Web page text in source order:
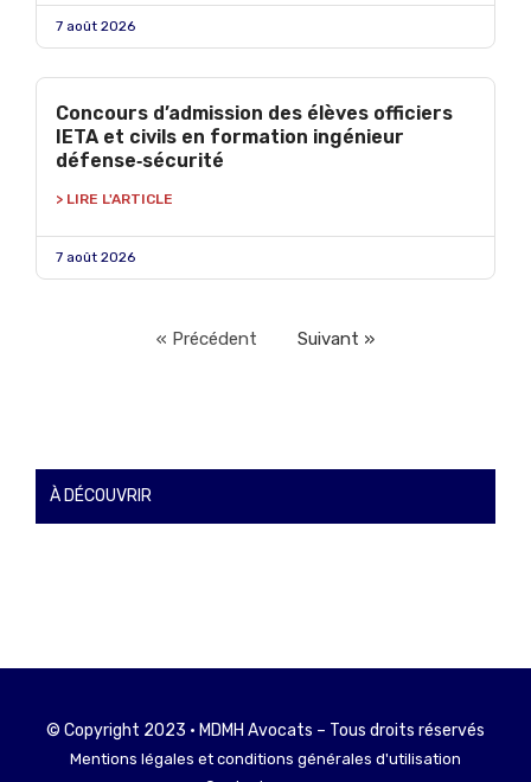
7 août 2026
Concours d’admission des élèves officiers
IETA et civils en formation ingénieur
défense‑sécurité
> LIRE L'ARTICLE
7 août 2026
« Précédent Suivant »
À DÉCOUVRIR
© Copyright 2023 • MDMH Avocats – Tous droits réservés
Mentions légales et conditions générales d'utilisation